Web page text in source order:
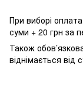
При виборі
суми + 20 грн за
Також
віднімається від